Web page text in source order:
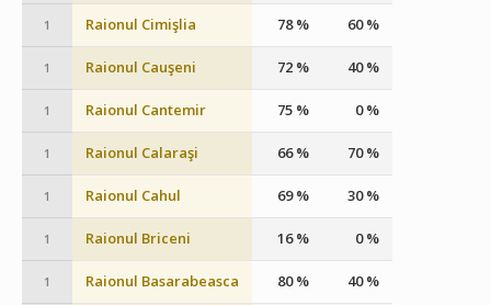
1 Raionul Cimişlia 78 % 60 %
1 Raionul Cauşeni 72 % 40 %
1 Raionul Cantemir 75 % 0 %
1 Raionul Calaraşi 66 % 70 %
1 Raionul Cahul 69 % 30 %
1 Raionul Briceni 16 % 0 %
1 Raionul Basarabeasca 80 % 40 %